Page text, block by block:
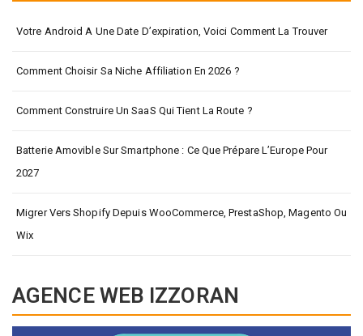
Votre Android A Une Date D’expiration, Voici Comment La Trouver
Comment Choisir Sa Niche Affiliation En 2026 ?
Comment Construire Un SaaS Qui Tient La Route ?
Batterie Amovible Sur Smartphone : Ce Que Prépare L’Europe Pour
2027
Migrer Vers Shopify Depuis WooCommerce, PrestaShop, Magento Ou
Wix
AGENCE WEB IZZORAN